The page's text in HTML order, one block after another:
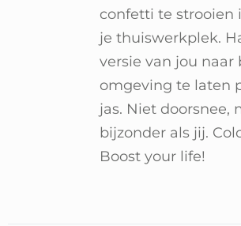
confetti te strooien
je thuiswerkplek.
versie van jou naar
omgeving te laten
jas. Niet doorsnee,
bijzonder als jij.
Boost your life!